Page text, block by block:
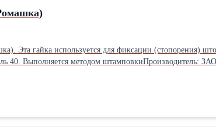
Эта гайка используется для фиксации (стопорения)
40. Выполняется методом штамповкиПроизводитель: